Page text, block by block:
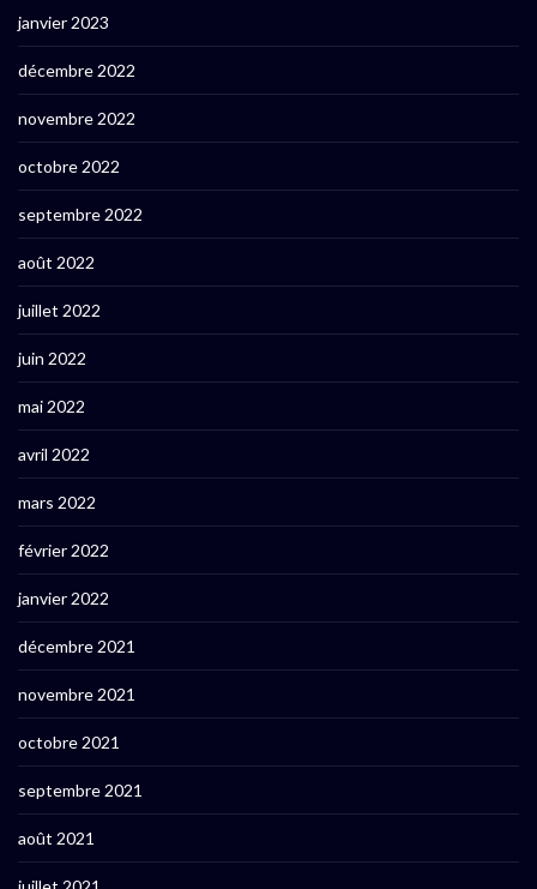
janvier 2023
décembre 2022
novembre 2022
octobre 2022
septembre 2022
août 2022
juillet 2022
juin 2022
mai 2022
avril 2022
mars 2022
février 2022
janvier 2022
décembre 2021
novembre 2021
octobre 2021
septembre 2021
août 2021